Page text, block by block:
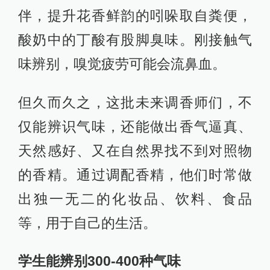
伴，提升花香鲜韵的吲哚取自粪便，
酸奶中的丁酸有股脚臭味。刚接触气
味辨别，嗅觉疲劳可能会流鼻血。
但久而久之，这批未来调香师们，不
仅能辨识气味，还能做出香气逼真、
天然感好、又在自然界找不到对照物
的香精。通过调配香精，他们时常做
出独一无二的化妆品、饮料、食品
等，用于自己的生活。
学生能辨别300-400种气味